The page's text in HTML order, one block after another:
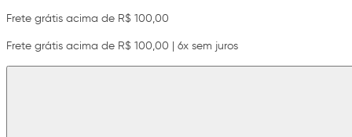
Frete grátis acima de R$ 100,00
Frete grátis acima de R$ 100,00 | 6x sem juros